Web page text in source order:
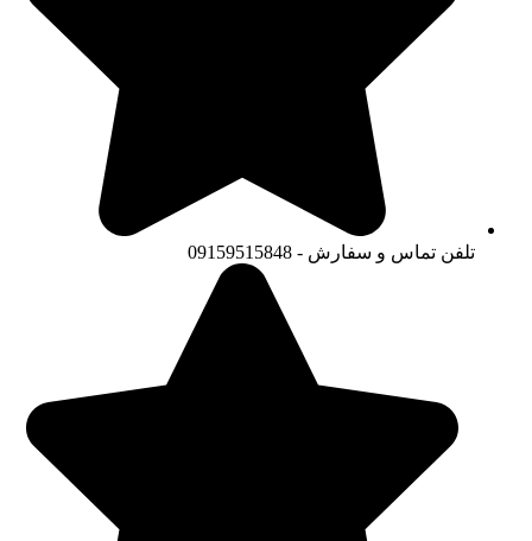
تلفن تماس و سفارش - 09159515848